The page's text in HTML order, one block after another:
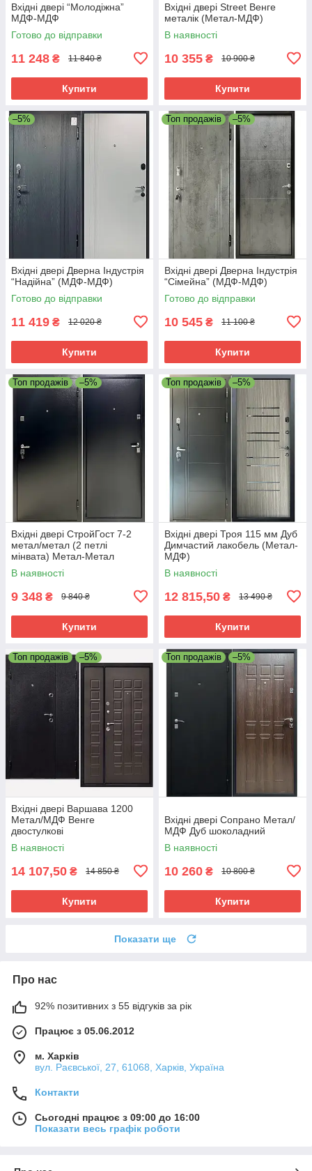
Вхідні двері “Молодіжна”
МДФ-МДФ
Готово до відправки
11 248 ₴ 11 840 ₴
Купити
Вхідні двері Street Венге
металік (Метал-МДФ)
В наявності
10 355 ₴ 10 900 ₴
Купити
–5%
Вхідні двері Дверна Індустрія
“Надійна” (МДФ-МДФ)
Готово до відправки
11 419 ₴ 12 020 ₴
Купити
Топ продажів –5%
Вхідні двері Дверна Індустрія
“Сімейна” (МДФ-МДФ)
Готово до відправки
10 545 ₴ 11 100 ₴
Купити
Топ продажів –5%
Вхідні двері СтройГост 7-2
метал/метал (2 петлі
мінвата) Метал-Метал
В наявності
9 348 ₴ 9 840 ₴
Купити
Топ продажів –5%
Вхідні двері Троя 115 мм Дуб
Димчастий лакобель (Метал-
МДФ)
В наявності
12 815,50 ₴ 13 490 ₴
Купити
Топ продажів –5%
Вхідні двері Варшава 1200
Метал/МДФ Венге
двостулкові
В наявності
14 107,50 ₴ 14 850 ₴
Купити
Топ продажів –5%
Вхідні двері Сопрано Метал/
МДФ Дуб шоколадний
В наявності
10 260 ₴ 10 800 ₴
Купити
Показати ще
Про нас
92% позитивних з 55 відгуків за рік
Працює з 05.06.2012
м. Харків
вул. Раєвської, 27, 61068, Харків, Україна
Контакти
Сьогодні працює з 09:00 до 16:00
Показати весь графік роботи